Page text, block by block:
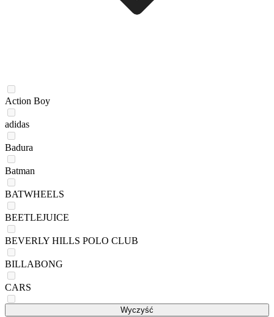
Action Boy
adidas
Badura
Batman
BATWHEELS
BEETLEJUICE
BEVERLY HILLS POLO CLUB
BILLABONG
CARS
Wyczyść